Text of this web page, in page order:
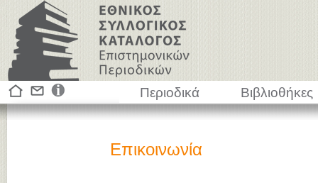
Περιοδικά Βιβλιοθήκες
Επικοινωνία